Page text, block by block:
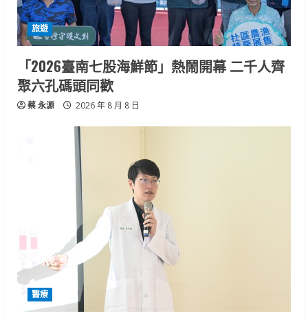
旅遊
「2026臺南七股海鮮節」熱鬧開幕 二千人齊
聚六孔碼頭同歡
蔡 永源 2026 年 8 月 8 日
醫療